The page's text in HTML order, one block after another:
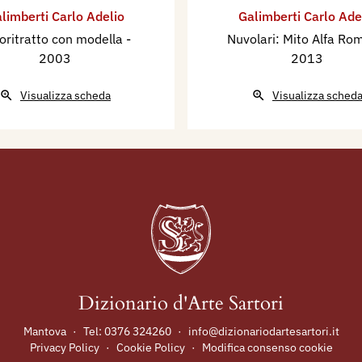
Carlo Adelio
con modella -
2003
Visualizza scheda
Galimberti Carlo
Nuvolari: Mito Alfa
2013
Visualizza scheda
Dizionario d'Arte Sartori
Mantova · Tel: 0376 324260 ·
info@dizionariodartesartori.it
Privacy Policy · Cookie Policy · Modifica consenso cookie